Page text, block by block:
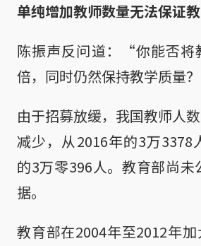
单纯增加教师数量无法保证教
陈振声反问道：“你能否将
倍，同时仍然保持教学质量
由于招募放缓，我国教师人
减少，从2016年的3万3378
的3万零396人。教育部尚未
据。
教育部在2004年至2012年